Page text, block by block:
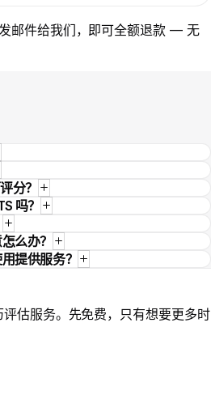
邮件给我们，即可全额退款 — 无
分？
吗？
么办？
提供服务？
估服务。先免费，只有想要更多时